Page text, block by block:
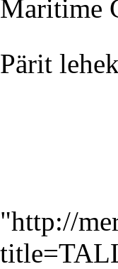
Maritime
Pärit
"http://